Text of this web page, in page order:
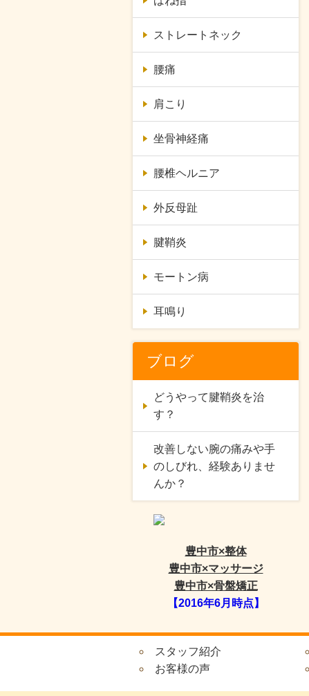
ストレートネック
腰痛
肩こり
坐骨神経痛
腰椎ヘルニア
外反母趾
腱鞘炎
モートン病
耳鳴り
ブログ
どうやって腱鞘炎を治
す？
改善しない腕の痛みや手
のしびれ、経験ありませ
んか？
豊中市×整体
豊中市×マッサージ
豊中市×骨盤矯正
【2016年6月時点】
スタッフ紹介
お客様の声